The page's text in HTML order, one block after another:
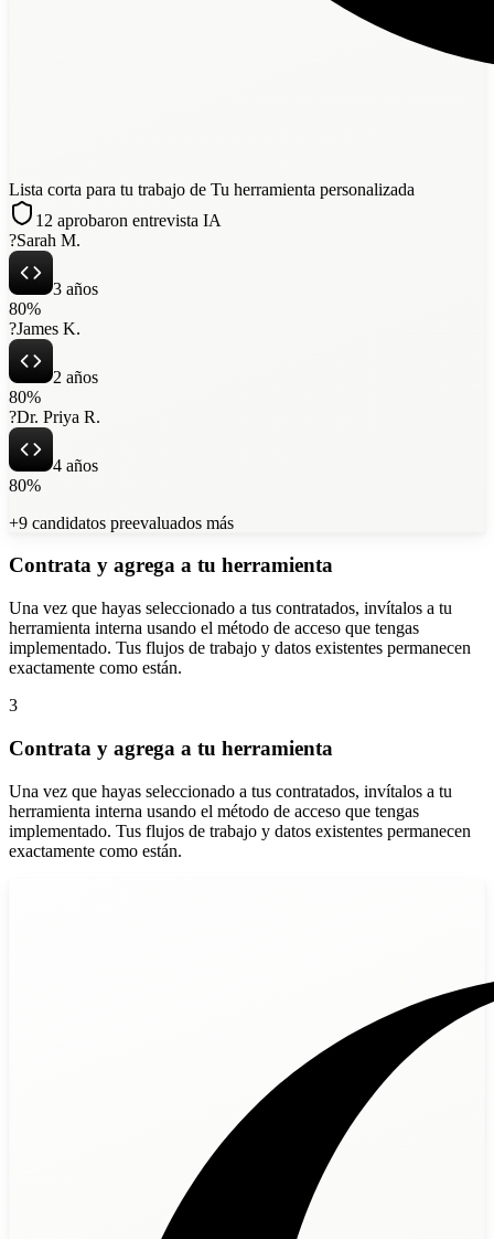
Lista corta para tu trabajo de Tu herramienta personalizada
12 aprobaron entrevista IA
?Sarah M.
3 años
80%
?James K.
2 años
80%
?Dr. Priya R.
4 años
80%
+9 candidatos preevaluados más
Contrata y agrega a tu herramienta
Una vez que hayas seleccionado a tus contratados, invítalos a tu
herramienta interna usando el método de acceso que tengas
implementado. Tus flujos de trabajo y datos existentes permanecen
exactamente como están.
3
Contrata y agrega a tu herramienta
Una vez que hayas seleccionado a tus contratados, invítalos a tu
herramienta interna usando el método de acceso que tengas
implementado. Tus flujos de trabajo y datos existentes permanecen
exactamente como están.